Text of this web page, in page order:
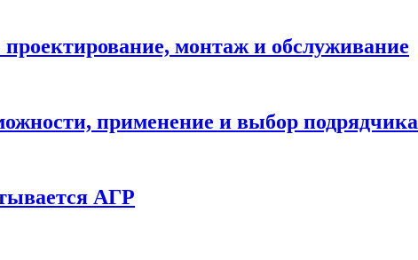
монтаж и обслуживание
применение и выбор подрядчика
АГР